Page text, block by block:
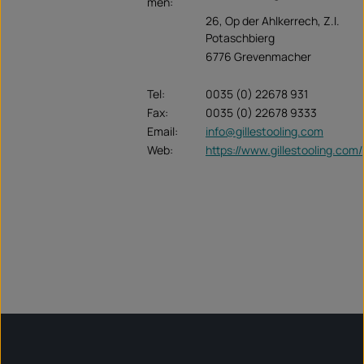
26, Op der Ahlkerrech, Z.I.
Potaschbierg
6776 Grevenmacher
Tel:
0035 (0) 22678 931
Fax:
0035 (0) 22678 9333
Email:
info@gillestooling.com
Web:
https://www.gillestooling.com/